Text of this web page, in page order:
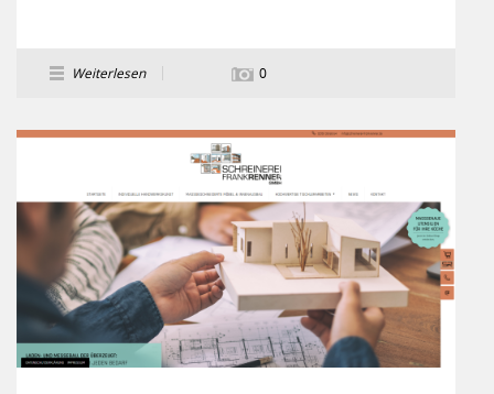
Weiterlesen 0